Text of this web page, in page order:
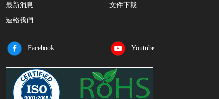
最新消息 文件下載
連絡我們
Facebook Youtube